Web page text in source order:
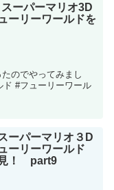
スーパーマリオ3D
ーリーワールドを
のでやってみまし
ド #フューリーワール
ーパーマリオ３D
ーリーワールド
！ part9